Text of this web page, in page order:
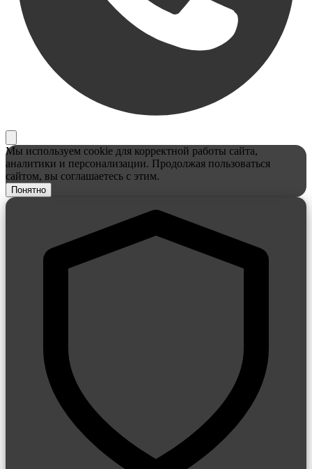
Мы используем cookie для корректной работы сайта,
аналитики и персонализации. Продолжая пользоваться
сайтом, вы соглашаетесь с этим.
Понятно